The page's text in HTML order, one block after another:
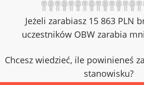
Jeżeli zarabiasz 15 863 PLN
uczestników OBW zarabia
Chcesz wiedzieć, ile powinieneś
stanowisku?